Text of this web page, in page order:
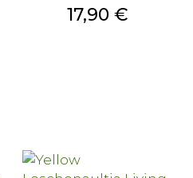
Preis
17,90 €